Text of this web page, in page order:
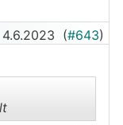
4.6.2023 (#643)